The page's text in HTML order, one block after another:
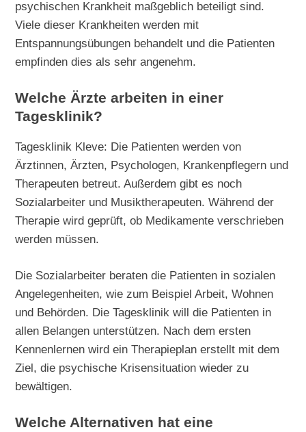
psychischen Krankheit maßgeblich beteiligt sind.
Viele dieser Krankheiten werden mit
Entspannungsübungen behandelt und die Patienten
empfinden dies als sehr angenehm.
Welche Ärzte arbeiten in einer
Tagesklinik?
Tagesklinik Kleve: Die Patienten werden von
Ärztinnen, Ärzten, Psychologen, Krankenpflegern und
Therapeuten betreut. Außerdem gibt es noch
Sozialarbeiter und Musiktherapeuten. Während der
Therapie wird geprüft, ob Medikamente verschrieben
werden müssen.
Die Sozialarbeiter beraten die Patienten in sozialen
Angelegenheiten, wie zum Beispiel Arbeit, Wohnen
und Behörden. Die Tagesklinik will die Patienten in
allen Belangen unterstützen. Nach dem ersten
Kennenlernen wird ein Therapieplan erstellt mit dem
Ziel, die psychische Krisensituation wieder zu
bewältigen.
Welche Alternativen hat eine